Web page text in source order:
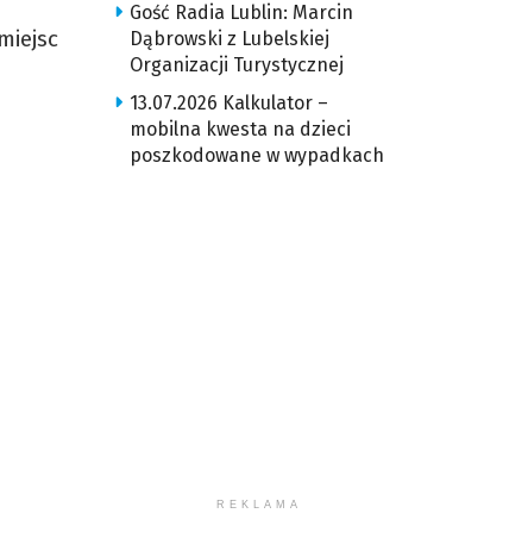
Gość Radia Lublin: Marcin
Dąbrowski z Lubelskiej
Organizacji Turystycznej
13.07.2026 Kalkulator –
mobilna kwesta na dzieci
poszkodowane w wypadkach
REKLAMA